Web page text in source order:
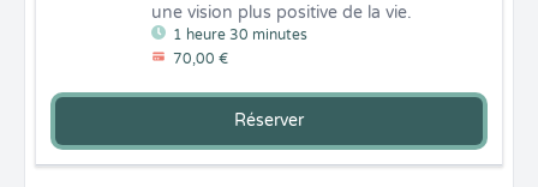
1 heure 30 minutes
70,00 €
une vision plus positive de la vie.
Réserver